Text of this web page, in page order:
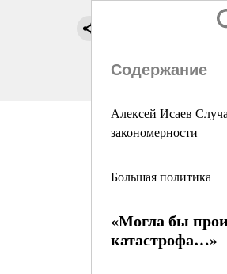
Содержание
Алексей Исаев
закономерности
Большая политика
«Могла бы
катастрофа…»